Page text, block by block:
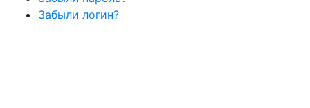
Забыли логин?